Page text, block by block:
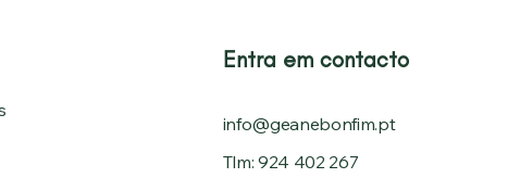
Entra em contacto
info@geanebonfim.pt
Tlm: 924 402 267